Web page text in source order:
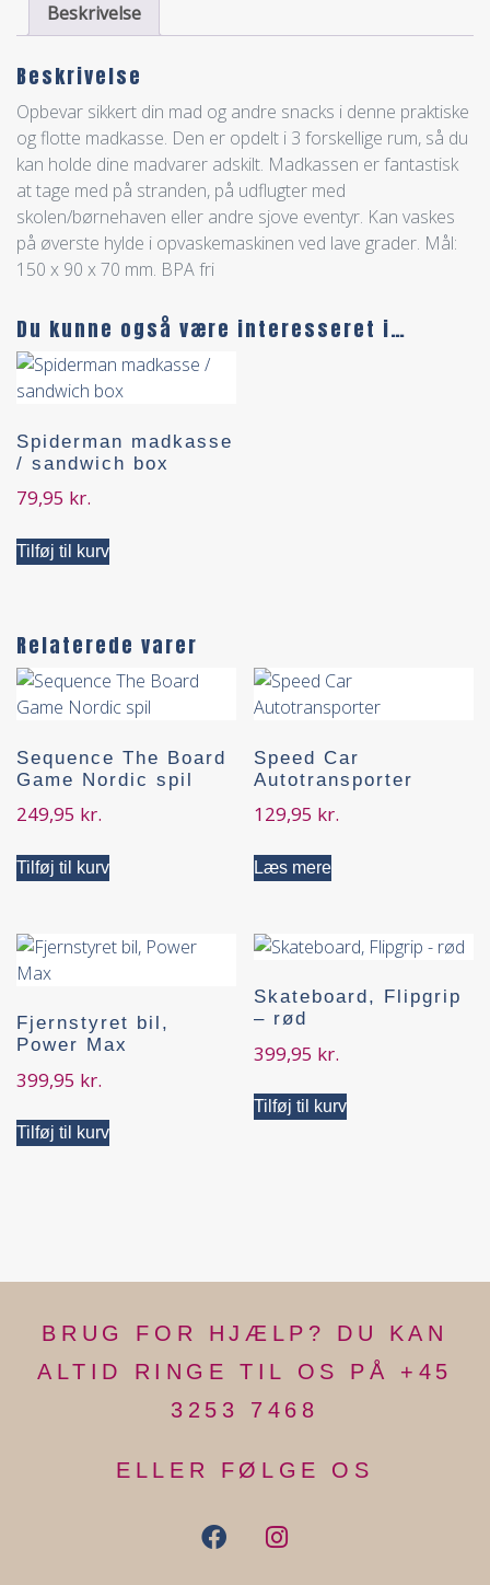
Beskrivelse
Beskrivelse
Opbevar sikkert din mad og andre snacks i denne praktiske
og flotte madkasse. Den er opdelt i 3 forskellige rum, så du
kan holde dine madvarer adskilt. Madkassen er fantastisk
at tage med på stranden, på udflugter med
skolen/børnehaven eller andre sjove eventyr. Kan vaskes
på øverste hylde i opvaskemaskinen ved lave grader. Mål:
150 x 90 x 70 mm. BPA fri
Du kunne også være interesseret i…
Spiderman madkasse
/ sandwich box
79,95 kr.
Tilføj til kurv
Relaterede varer
Sequence The Board
Game Nordic spil
249,95 kr.
Tilføj til kurv
Speed Car
Autotransporter
129,95 kr.
Læs mere
Fjernstyret bil,
Power Max
399,95 kr.
Tilføj til kurv
Skateboard, Flipgrip
– rød
399,95 kr.
Tilføj til kurv
BRUG FOR HJÆLP? DU KAN
ALTID RINGE TIL OS PÅ +45
3253 7468
ELLER FØLGE OS